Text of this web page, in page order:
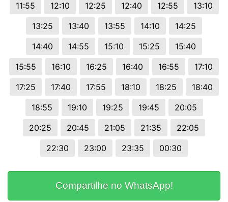
11:55
12:10 12:25 12:40 12:55
13:10
13:25
13:40 13:55 14:10
14:25
14:40
14:55 15:10 15:25
15:40
15:55
16:10 16:25 16:40 16:55
17:10
17:25
17:40 17:55 18:10 18:25
18:40
18:55
19:10 19:25 19:45
20:05
20:25
20:45 21:05 21:35
22:05
22:30
23:00 23:35 00:30
Compartilhe no WhatsApp!